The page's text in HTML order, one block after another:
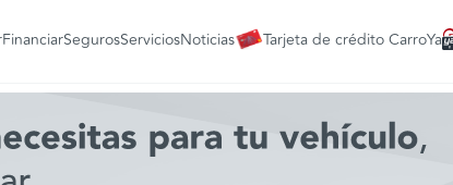
FinanciarSegurosServiciosNoticias Tarjeta de crédito CarroYa